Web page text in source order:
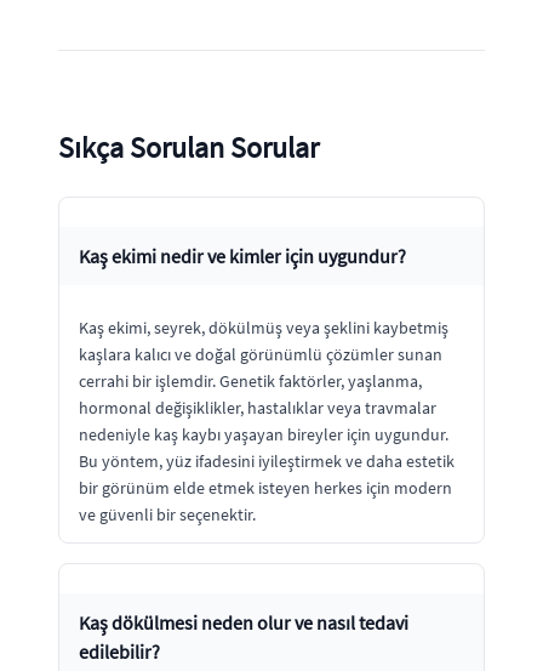
Sıkça Sorulan Sorular
Kaş ekimi nedir ve kimler için uygundur?
Kaş ekimi, seyrek, dökülmüş veya şeklini kaybetmiş
kaşlara kalıcı ve doğal görünümlü çözümler sunan
cerrahi bir işlemdir. Genetik faktörler, yaşlanma,
hormonal değişiklikler, hastalıklar veya travmalar
nedeniyle kaş kaybı yaşayan bireyler için uygundur.
Bu yöntem, yüz ifadesini iyileştirmek ve daha estetik
bir görünüm elde etmek isteyen herkes için modern
ve güvenli bir seçenektir.
Kaş dökülmesi neden olur ve nasıl tedavi
edilebilir?